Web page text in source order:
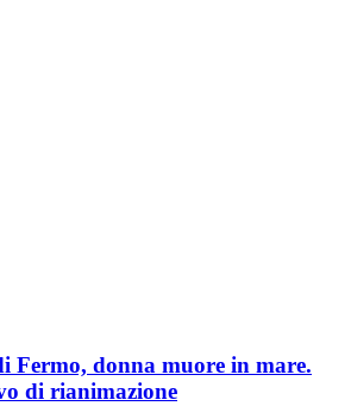
Fermo, donna muore in mare.
di rianimazione